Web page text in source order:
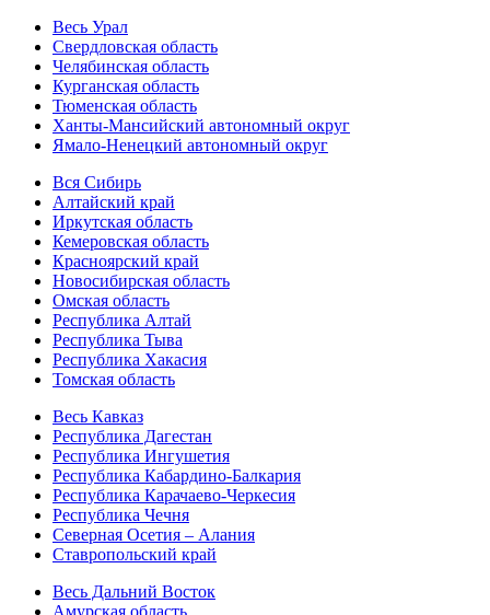
Весь Урал
Свердловская область
Челябинская область
Курганская область
Тюменская область
Ханты-Мансийский автономный округ
Ямало-Ненецкий автономный округ
Вся Сибирь
Алтайский край
Иркутская область
Кемеровская область
Красноярский край
Новосибирская область
Омская область
Республика Алтай
Республика Тыва
Республика Хакасия
Томская область
Весь Кавказ
Республика Дагестан
Республика Ингушетия
Республика Кабардино-Балкария
Республика Карачаево-Черкесия
Республика Чечня
Северная Осетия – Алания
Ставропольский край
Весь Дальний Восток
Амурская область